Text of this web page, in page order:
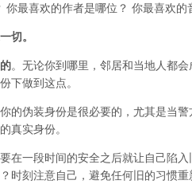
你最喜欢的作者是哪位？ 你最喜欢的
切。
。无论你到哪里，邻居和当地人都
下做到这点。
的伪装身份是很必要的，尤其是当
真实身份。
在一段时间的安全之后就让自己陷
时刻注意自己，避免任何旧的习惯重